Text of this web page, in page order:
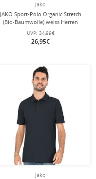
Jako
JAKO Sport-Polo Organic Stretch
(Bio-Baumwolle) weiss Herren
UVP: 34,99€
26,95€
Jako